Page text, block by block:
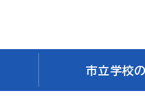
市立学校